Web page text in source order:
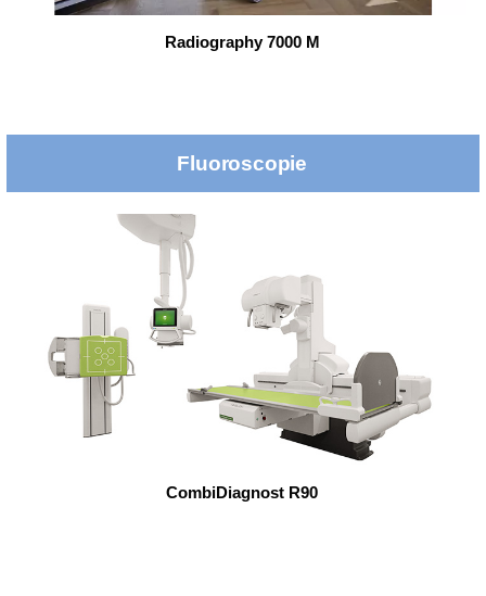
Radiography 7000 M
Fluoroscopie
CombiDiagnost R90